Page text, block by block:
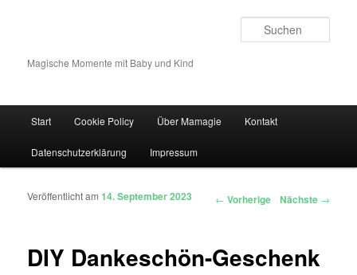
Magische Momente mit Baby und Kind
Zum Inhalt wechseln
Zum sekundären Inhalt wechseln
Start Cookie Policy Über Mamagie Kontakt
Datenschutzerklärung Impressum
Artikelnavigation ← Vorherige Nächste →
DIY Dankeschön-Geschenk
Veröffentlicht am14. September 2023